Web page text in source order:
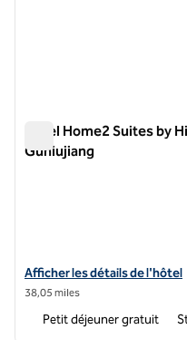
Hôtel Home2 Suites by
Guniujiang
Afficher les détails de l'hôtel
Afficher les détails de l'hôtel
38,05 miles
Petit déjeuner gratuit